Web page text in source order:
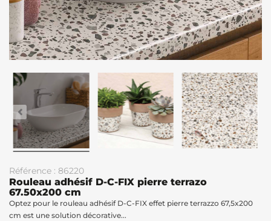
Référence : 86220
Rouleau adhésif D-C-FIX pierre terrazo
67.50x200 cm
Optez pour le rouleau adhésif D-C-FIX effet pierre terrazzo 67,5x200
cm est une solution décorative...